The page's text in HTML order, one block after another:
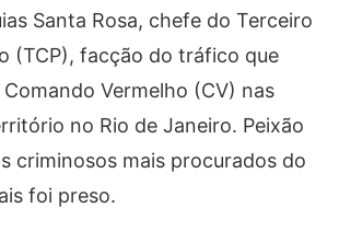
Santa Rosa, chefe do Terceiro
(TCP), facção do tráfico que
Vermelho (CV) nas
no Rio de Janeiro. Peixão
criminosos mais procurados do
foi preso.